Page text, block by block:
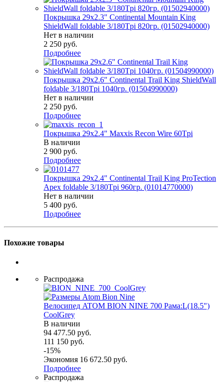
Покрышка 29x2.3" Continental Mountain King
ShieldWall foldable 3/180Tpi 820гр. (01502940000)
Нет в наличии
2 250 руб.
Подробнее
Покрышка 29x2.6" Continental Trail King ShieldWall
foldable 3/180Tpi 1040гр. (01504990000)
Нет в наличии
2 250 руб.
Подробнее
Покрышка 29x2.4" Maxxis Recon Wire 60Tpi
В наличии
2 900 руб.
Подробнее
Покрышка 29x2.4" Continental Trail King ProTection
Apex foldable 3/180Tpi 960гр. (01014770000)
Нет в наличии
5 400 руб.
Подробнее
Похожие товары
Распродажа
Велосипед ATOM BION NINE 700 Рама:L(18.5")
СoolGrey
В наличии
94 477.50 руб.
111 150 руб.
-15%
Экономия 16 672.50 руб.
Подробнее
Распродажа